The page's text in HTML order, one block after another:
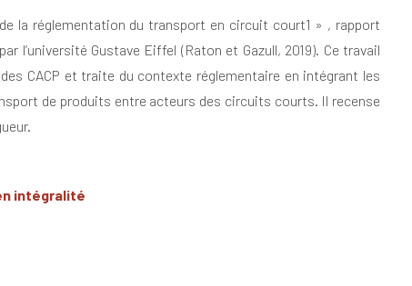
la réglementation du transport en circuit court1 » , rapport
l’université Gustave Eiffel (Raton et Gazull, 2019). Ce travail
CACP et traite du contexte réglementaire en intégrant les
de produits entre acteurs des circuits courts. Il recense
intégralité